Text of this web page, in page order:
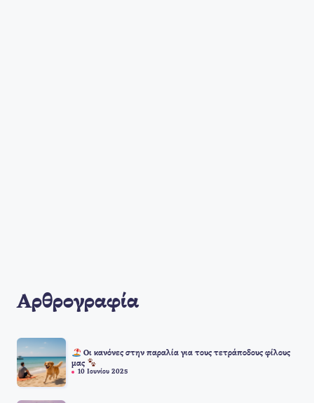
Αρθρογραφία
Οι κανόνες στην παραλία για τους τετράποδους φίλους
μας
10 Ιουνίου 2025